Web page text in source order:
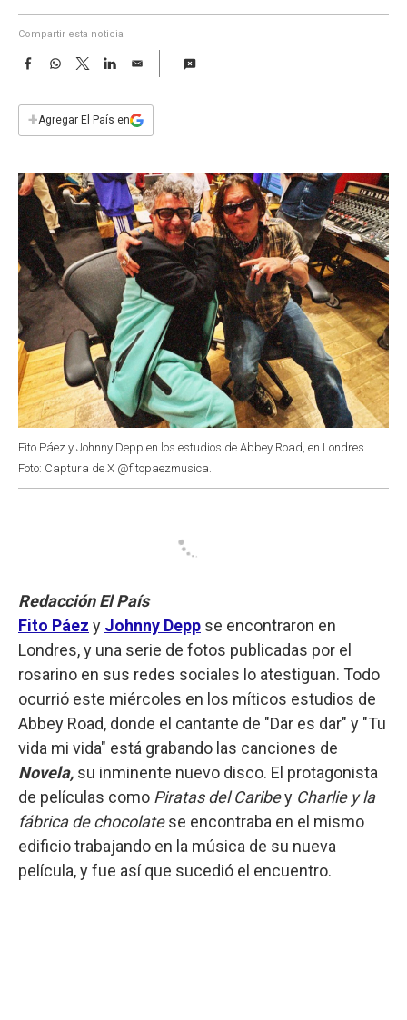
Compartir esta noticia
F
e
b
k
W
s
p
T
w
t
L
n
E
i
l
+Agregar El País en
Fito Páez y Johnny Depp en los estudios de Abbey Road, en Londres.
Foto: Captura de X @fitopaezmusica.
Redacción El País
Fito Páez y Johnny Depp se encontraron en
Londres, y una serie de fotos publicadas por el
rosarino en sus redes sociales lo atestiguan. Todo
ocurrió este miércoles en los míticos estudios de
Abbey Road, donde el cantante de "Dar es dar" y "Tu
vida mi vida" está grabando las canciones de
Novela, su inminente nuevo disco. El protagonista
de películas como Piratas del Caribey Charlie y la
fábrica de chocolatese encontraba en el mismo
edificio trabajando en la música de su nueva
película, y fue así que sucedió el encuentro.